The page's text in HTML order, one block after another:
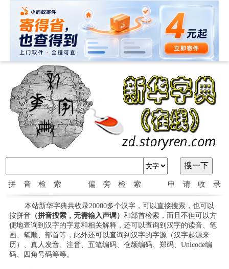
拼音检索 偏旁检索 申请收录
本站新华字典共收录20000多个汉字，可以直接搜索，也可以
按拼音（拼音搜索，无需输入声调） 和部首检索，而且不但可以方
便地查询到汉字的字意和相关解释，还可以查询到汉字的读音、笔
画、笔顺、部首等，此外还可以查询到汉字的字源（汉字起源来
历）、真人发音、注音、五笔编码、仓颉编码、郑码、Unicode编
码、四角号码等等。